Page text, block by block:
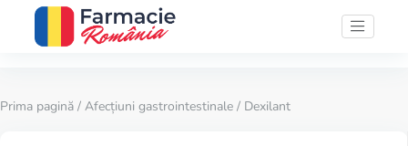
Prima pagină / Afecțiuni gastrointestinale / Dexilant